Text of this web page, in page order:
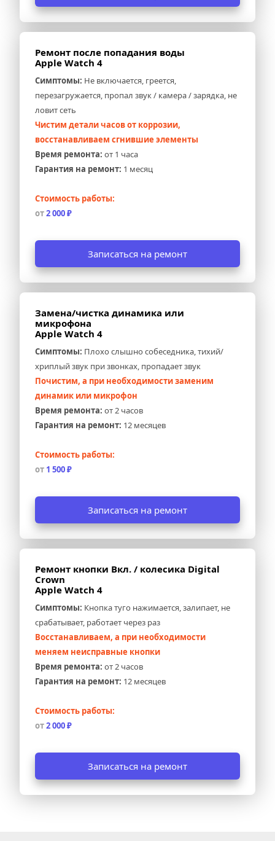
Ремонт после попадания воды
Apple Watch 4
Симптомы: Не включается, греется,
перезагружается, пропал звук / камера / зарядка, не
ловит сеть
Чистим детали часов от коррозии,
восстанавливаем сгнившие элементы
Время ремонта: от 1 часа
Гарантия на ремонт: 1 месяц
Стоимость работы:
от 2 000 ₽
Записаться на ремонт
Замена/чистка динамика или
микрофона
Apple Watch 4
Симптомы: Плохо слышно собеседника, тихий/
хриплый звук при звонках, пропадает звук
Почистим, а при необходимости заменим
динамик или микрофон
Время ремонта: от 2 часов
Гарантия на ремонт: 12 месяцев
Стоимость работы:
от 1 500 ₽
Записаться на ремонт
Ремонт кнопки Вкл. / колесика Digital
Crown
Apple Watch 4
Симптомы: Кнопка туго нажимается, залипает, не
срабатывает, работает через раз
Восстанавливаем, а при необходимости
меняем неисправные кнопки
Время ремонта: от 2 часов
Гарантия на ремонт: 12 месяцев
Стоимость работы:
от 2 000 ₽
Записаться на ремонт